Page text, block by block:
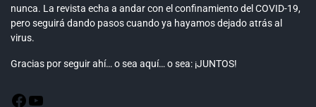
nunca. La revista echa a andar con el confinamiento del COVID-19,
pero seguirá dando pasos cuando ya hayamos dejado atrás al
virus.
Gracias por seguir ahí… o sea aquí… o sea: ¡JUNTOS!